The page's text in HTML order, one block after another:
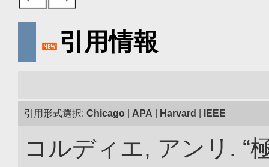
引用情報
引用形式選択: Chicago APA Harvard IEEE
コルディエ, アンリ. “